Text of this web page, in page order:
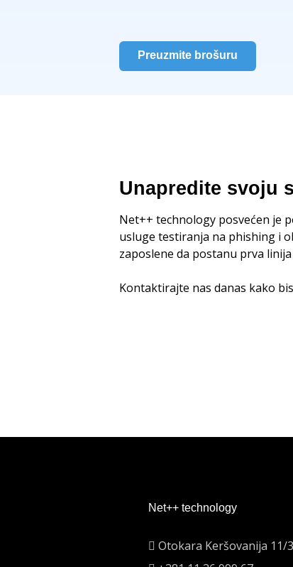
Preuzmite brošuru
Unapredite svoju
Net++ technology posvećen je
usluge testiranja na phishing i
zaposlene da postanu prva
Kontaktirajte nas danas kako
Net++ technology
Otokara Keršovanija 11/